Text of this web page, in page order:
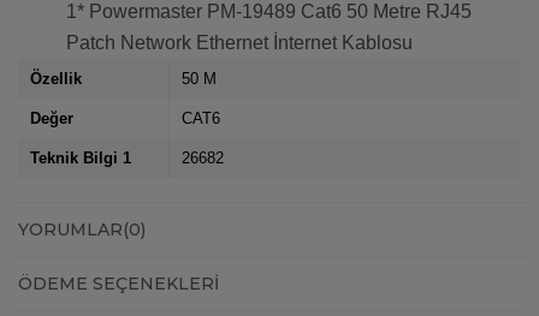
1* Powermaster PM-19489 Cat6 50 Metre RJ45
Patch Network Ethernet İnternet Kablosu
Özellik 50 M
Değer CAT6
Teknik Bilgi 1 26682
YORUMLAR(0)
ÖDEME SEÇENEKLERI